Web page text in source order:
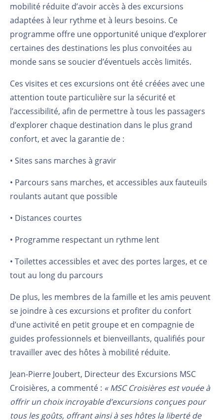
mobilité réduite d’avoir accès à des excursions
adaptées à leur rythme et à leurs besoins. Ce
programme offre une opportunité unique d’explorer
certaines des destinations les plus convoitées au
monde sans se soucier d’éventuels accès limités.
Ces visites et ces excursions ont été créées avec une
attention toute particulière sur la sécurité et
l’accessibilité, afin de permettre à tous les passagers
d’explorer chaque destination dans le plus grand
confort, et avec la garantie de :
• Sites sans marches à gravir
• Parcours sans marches, et accessibles aux fauteuils
roulants autant que possible
• Distances courtes
• Programme respectant un rythme lent
• Toilettes accessibles et avec des portes larges, et ce
tout au long du parcours
De plus, les membres de la famille et les amis peuvent
se joindre à ces excursions et profiter du confort
d’une activité en petit groupe et en compagnie de
guides professionnels et bienveillants, qualifiés pour
travailler avec des hôtes à mobilité réduite.
Jean-Pierre Joubert, Directeur des Excursions MSC
Croisières, a commenté : « MSC Croisières est vouée à
offrir un choix incroyable d’excursions conçues pour
tous les goûts, offrant ainsi à ses hôtes la liberté de